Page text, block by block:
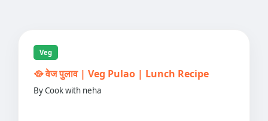
Veg
🥘 वेज पुलाव | Veg Pulao | Lunch Recipe
By Cook with neha